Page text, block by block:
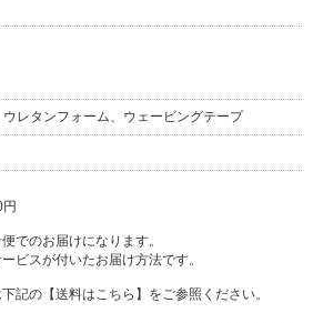
レタンフォーム、ウェービングテープ
でのお届けになります。
ビスが付いたお届け方法です。
記の【送料はこちら】をご参照ください。